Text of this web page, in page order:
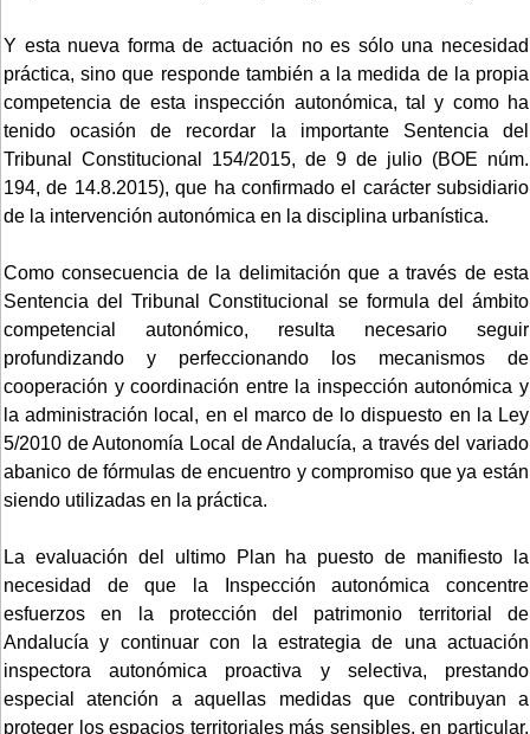
Y esta nueva forma de actuación no es sólo una necesidad
práctica, sino que responde también a la medida de la propia
competencia de esta inspección autonómica, tal y como ha
tenido ocasión de recordar la importante Sentencia del
Tribunal Constitucional 154/2015, de 9 de julio (BOE núm.
194, de 14.8.2015), que ha confirmado el carácter subsidiario
de la intervención autonómica en la disciplina urbanística.
Como consecuencia de la delimitación que a través de esta
Sentencia del Tribunal Constitucional se formula del ámbito
competencial autonómico, resulta necesario seguir
profundizando y perfeccionando los mecanismos de
cooperación y coordinación entre la inspección autonómica y
la administración local, en el marco de lo dispuesto en la Ley
5/2010 de Autonomía Local de Andalucía, a través del variado
abanico de fórmulas de encuentro y compromiso que ya están
siendo utilizadas en la práctica.
La evaluación del ultimo Plan ha puesto de manifiesto la
necesidad de que la Inspección autonómica concentre
esfuerzos en la protección del patrimonio territorial de
Andalucía y continuar con la estrategia de una actuación
inspectora autonómica proactiva y selectiva, prestando
especial atención a aquellas medidas que contribuyan a
proteger los espacios territoriales más sensibles, en particular,